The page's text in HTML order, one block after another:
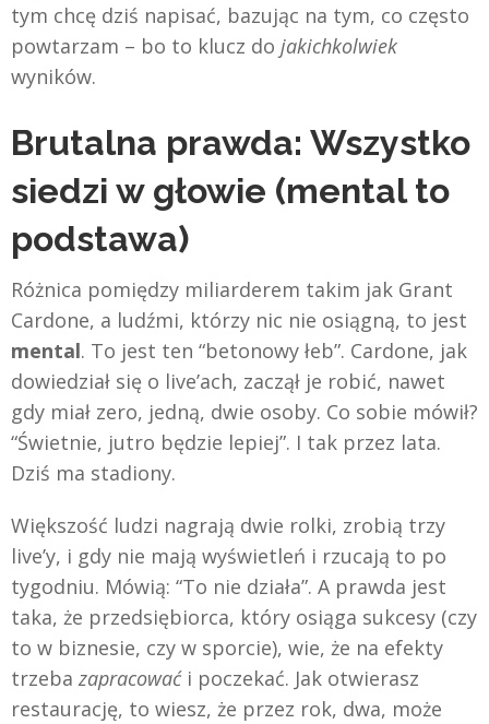
tym chcę dziś napisać, bazując na tym, co często
powtarzam – bo to klucz do jakichkolwiek
wyników.
Brutalna prawda: Wszystko
siedzi w głowie (mental to
podstawa)
Różnica pomiędzy miliarderem takim jak Grant
Cardone, a ludźmi, którzy nic nie osiągną, to jest
mental. To jest ten “betonowy łeb”. Cardone, jak
dowiedział się o live’ach, zaczął je robić, nawet
gdy miał zero, jedną, dwie osoby. Co sobie mówił?
“Świetnie, jutro będzie lepiej”. I tak przez lata.
Dziś ma stadiony.
Większość ludzi nagrają dwie rolki, zrobią trzy
live’y, i gdy nie mają wyświetleń i rzucają to po
tygodniu. Mówią: “To nie działa”. A prawda jest
taka, że przedsiębiorca, który osiąga sukcesy (czy
to w biznesie, czy w sporcie), wie, że na efekty
trzeba zapracowaći poczekać. Jak otwierasz
restaurację, to wiesz, że przez rok, dwa, może